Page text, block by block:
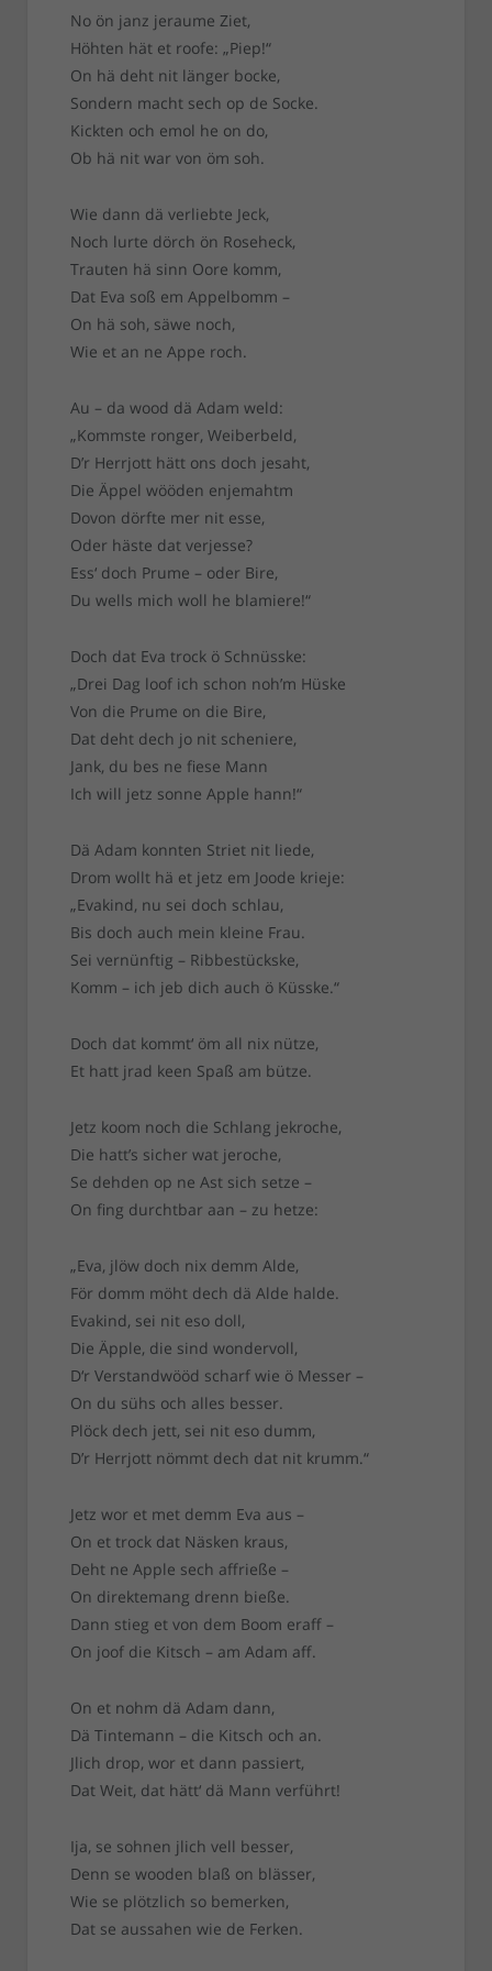
No ön janz jeraume Ziet,
Höhten hät et roofe: „Piep!“
On hä deht nit länger bocke,
Sondern macht sech op de Socke.
Kickten och emol he on do,
Ob hä nit war von öm soh.
Wie dann dä verliebte Jeck,
Noch lurte dörch ön Roseheck,
Trauten hä sinn Oore komm,
Dat Eva soß em Appelbomm –
On hä soh, säwe noch,
Wie et an ne Appe roch.
Au – da wood dä Adam weld:
„Kommste ronger, Weiberbeld,
D’r Herrjott hätt ons doch jesaht,
Die Äppel wööden enjemahtm
Dovon dörfte mer nit esse,
Oder häste dat verjesse?
Ess‘ doch Prume – oder Bire,
Du wells mich woll he blamiere!“
Doch dat Eva trock ö Schnüsske:
„Drei Dag loof ich schon noh’m Hüske
Von die Prume on die Bire,
Dat deht dech jo nit scheniere,
Jank, du bes ne fiese Mann
Ich will jetz sonne Apple hann!“
Dä Adam konnten Striet nit liede,
Drom wollt hä et jetz em Joode krieje:
„Evakind, nu sei doch schlau,
Bis doch auch mein kleine Frau.
Sei vernünftig – Ribbestückske,
Komm – ich jeb dich auch ö Küsske.“
Doch dat kommt‘ öm all nix nütze,
Et hatt jrad keen Spaß am bütze.
Jetz koom noch die Schlang jekroche,
Die hatt’s sicher wat jeroche,
Se dehden op ne Ast sich setze –
On fing durchtbar aan – zu hetze:
„Eva, jlöw doch nix demm Alde,
För domm möht dech dä Alde halde.
Evakind, sei nit eso doll,
Die Äpple, die sind wondervoll,
D‘r Verstandwööd scharf wie ö Messer –
On du sühs och alles besser.
Plöck dech jett, sei nit eso dumm,
D’r Herrjott nömmt dech dat nit krumm.“
Jetz wor et met demm Eva aus –
On et trock dat Näsken kraus,
Deht ne Apple sech affrieße –
On direktemang drenn bieße.
Dann stieg et von dem Boom eraff –
On joof die Kitsch – am Adam aff.
On et nohm dä Adam dann,
Dä Tintemann – die Kitsch och an.
Jlich drop, wor et dann passiert,
Dat Weit, dat hätt‘ dä Mann verführt!
Ija, se sohnen jlich vell besser,
Denn se wooden blaß on blässer,
Wie se plötzlich so bemerken,
Dat se aussahen wie de Ferken.